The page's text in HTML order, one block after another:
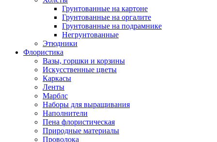
Грунтованные на картоне
Грунтованные на оргалите
Грунтованные на подрамнике
Негрунтованные
Этюдники
Флористика
Вазы, горшки и корзины
Искусственные цветы
Каркасы
Ленты
Марблс
Наборы для выращивания
Наполнители
Пена флористическая
Природные материалы
Проволока